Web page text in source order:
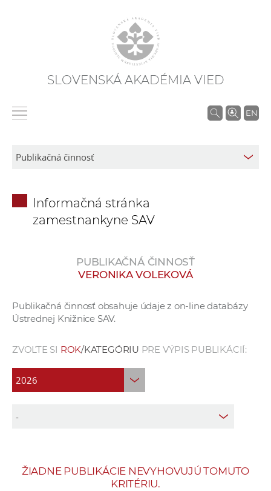
SLOVENSKÁ AKADÉMIA VIED
EN
V
p
c
í
c
Informačná stránka
zamestnankyne SAV
PUBLIKAČNÁ ČINNOSŤ
VERONIKA VOLEKOVÁ
Publikačná činnosť obsahuje údaje z on-line databázy
Ústrednej Knižnice SAV.
ZVOĽTE SI ROK/KATEGÓRIU PRE VÝPIS PUBLIKÁCIÍ:
ŽIADNE PUBLIKÁCIE NEVYHOVUJÚ TOMUTO
KRITÉRIU.